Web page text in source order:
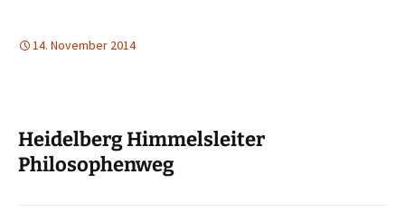
14. November 2014
Heidelberg Himmelsleiter
Philosophenweg